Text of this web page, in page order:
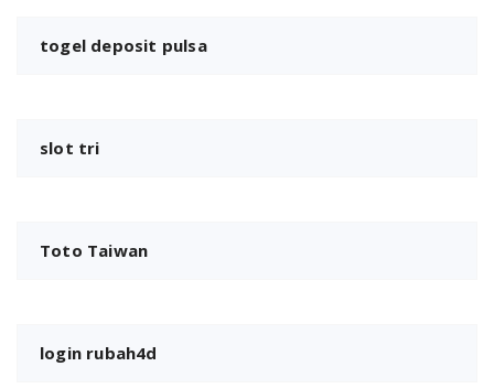
togel deposit pulsa
slot tri
Toto Taiwan
login rubah4d